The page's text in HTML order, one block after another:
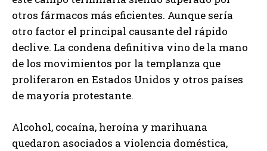
otros fármacos más eficientes. Aunque sería
otro factor el principal causante del rápido
declive. La condena definitiva vino de la mano
de los movimientos por la templanza que
proliferaron en Estados Unidos y otros países
de mayoría protestante.
Alcohol, cocaína, heroína y marihuana
quedaron asociados a violencia doméstica,